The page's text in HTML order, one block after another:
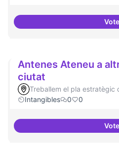
Vote
Antenes Ateneu a
ciutat
Treballem el pla estratègic
Intangibles
0 0
Vote